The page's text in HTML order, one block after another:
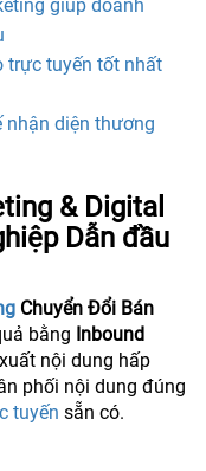
giúp doanh
trực tuyến tốt nhất
nhận diện thương
& Digital
Dẫn đầu
Chuyển Đổi Bán
bằng Inbound
nội dung hấp
phối nội dung đúng
tuyến sẵn có.